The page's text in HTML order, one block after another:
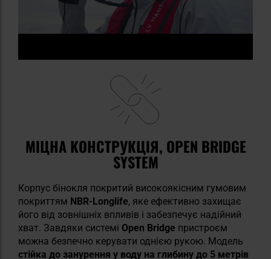
МІЦНА КОНСТРУКЦІЯ, OPEN BRIDGE
SYSTEM
Корпус бінокля покритий високоякісним гумовим
покриттям NBR-Longlife, яке ефективно захищає
його від зовнішніх впливів і забезпечує надійний
хват. Завдяки системі Open Bridge пристроєм
можна безпечно керувати однією рукою. Модель
стійка до занурення у воду на глибину до 5 метрів